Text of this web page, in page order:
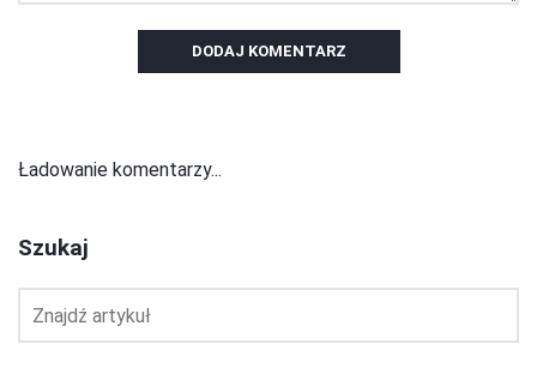
DODAJ KOMENTARZ
Ładowanie komentarzy...
Szukaj